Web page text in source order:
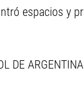
espacios y
DE